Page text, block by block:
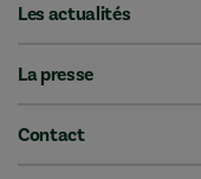
Les actualités
La presse
Contact